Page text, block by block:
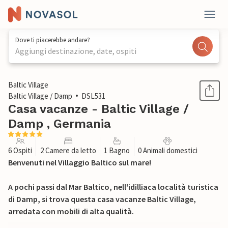
Dove ti piacerebbe andare?
Aggiungi destinazione, date, ospiti
1 / 12
Baltic Village
Baltic Village / Damp
DSL531
Casa vacanze - Baltic Village /
Damp , Germania
6 Ospiti 2 Camere da letto 1 Bagno 0 Animali domestici
Benvenuti nel Villaggio Baltico sul mare!
A pochi passi dal Mar Baltico, nell'idilliaca località turistica
di Damp, si trova questa casa vacanze Baltic Village,
arredata con mobili di alta qualità.